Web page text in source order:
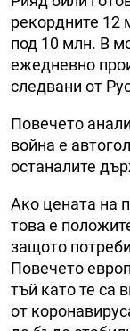
рекордните 12
под 10 млн. В
ежедневно
следвани от
Повечето
война е
останалите
Ако цената на
това е
защото
Повечето
тъй като те са
от